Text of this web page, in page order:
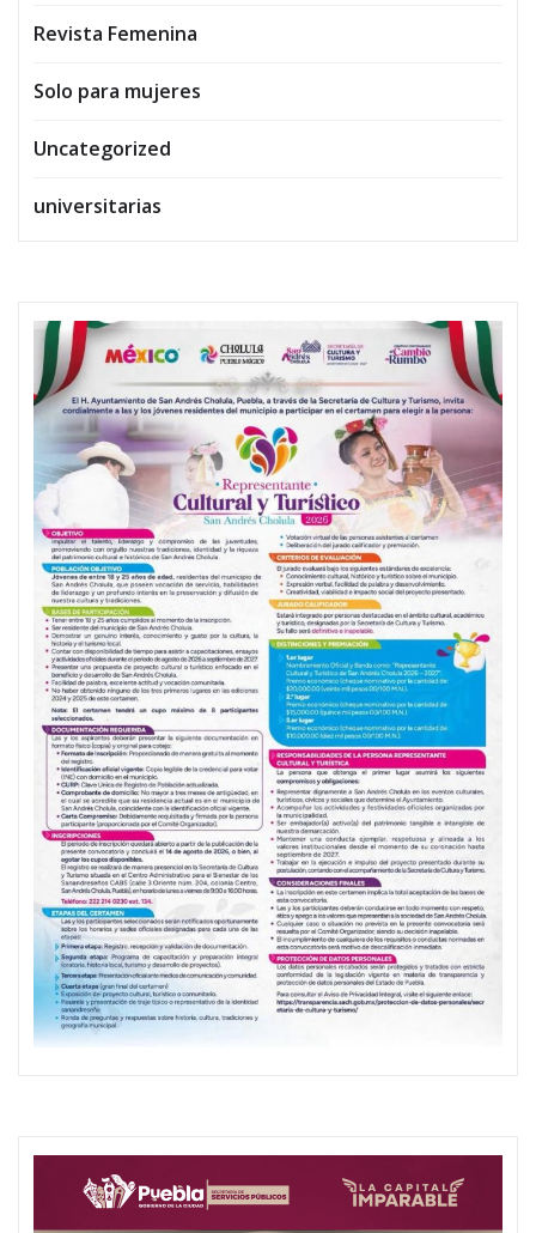
Revista Femenina
Solo para mujeres
Uncategorized
universitarias